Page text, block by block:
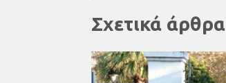
Σχετικά άρθρα